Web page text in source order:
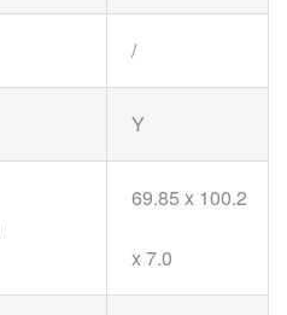
/
Y
69.85 x 100.2
x 7.0